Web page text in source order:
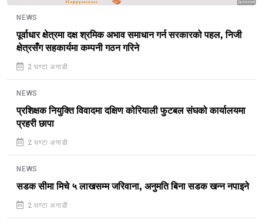
Sponsored
NEWS
पूर्वाधार क्षेत्रमा दक्ष श्रमिक अभाव समाधान गर्न सरकारको पहल, निजी
क्षेत्रसँग सहकार्यमा कम्पनी गठन गरिने
2 घण्टा अगाडी
NEWS
प्रशिक्षक नियुक्ति विवादमा दक्षिण कोरियाली फुटबल संघको कार्यालयमा
प्रहरी छापा
2 घण्टा अगाडी
NEWS
सडक सीमा मिचे ५ लाखसम्म जरिवाना, अनुमति बिना सडक खन्न नपाइने
2 घण्टा अगाडी